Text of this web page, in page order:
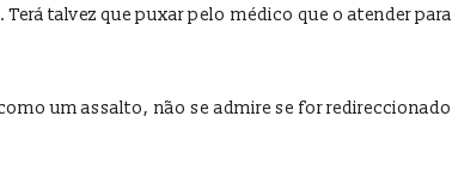
talvez que puxar pelo médico que o atender para
um assalto, não se admire se for redireccionado